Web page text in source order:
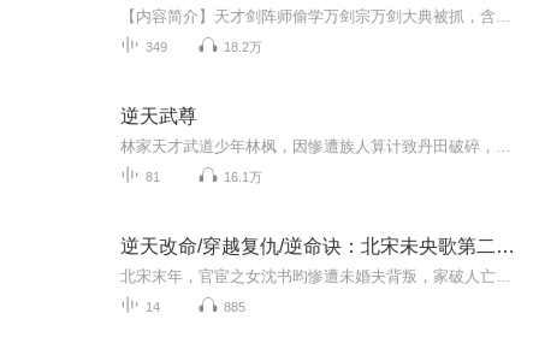
349 18.2万
逆天武尊
81 16.1万
逆天改命/穿越复仇/逆命诀：北宋未央歌第二卷（完）
14 885